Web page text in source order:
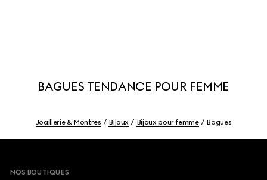
BAGUES TENDANCE POUR FEMME
Joaillerie & Montres Bijoux Bijoux pour femme Bagues
NOS BOUTIQUES